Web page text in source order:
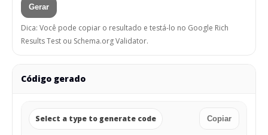
Gerar
Dica: Você pode copiar o resultado e testá-lo no Google Rich
Results Test ou Schema.org Validator.
Código gerado
Select a type to generate code Copiar